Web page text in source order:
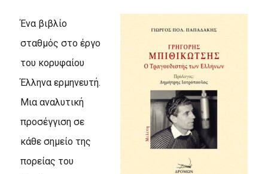
Ένα βιβλίο
σταθμός στο έργο
του κορυφαίου
Έλληνα ερμηνευτή.
Μια αναλυτική
προσέγγιση σε
κάθε σημείο της
πορείας του